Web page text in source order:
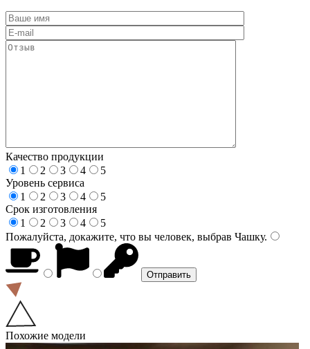
Качество продукции
1
2 3 4
5
Уровень сервиса
1
2 3 4
5
Срок изготовления
1
2 3 4
5
Пожалуйста, докажите, что вы человек, выбрав Чашку.
Похожие модели